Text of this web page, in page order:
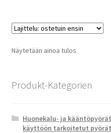
Näytetään ainoa tulos
Produkt-Kategorien
Huonekalu- ja
käyttöön tarkoitetut pyörät